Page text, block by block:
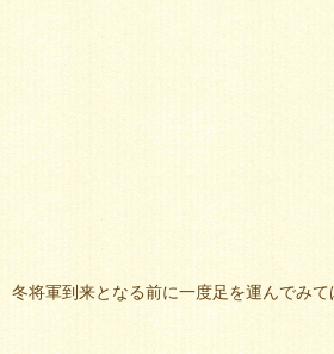
冬将軍到来となる前に一度足を運んでみて